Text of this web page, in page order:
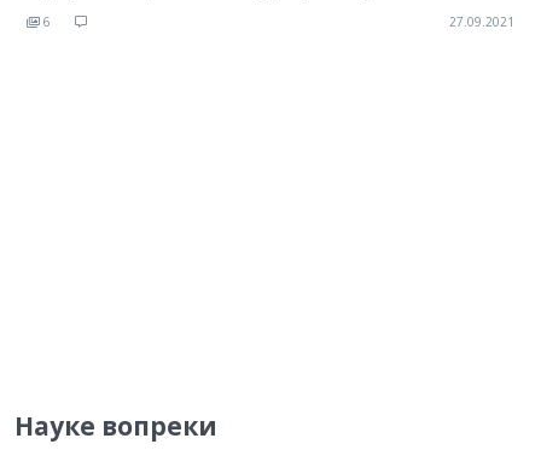
6 27.09.2021
Науке вопреки